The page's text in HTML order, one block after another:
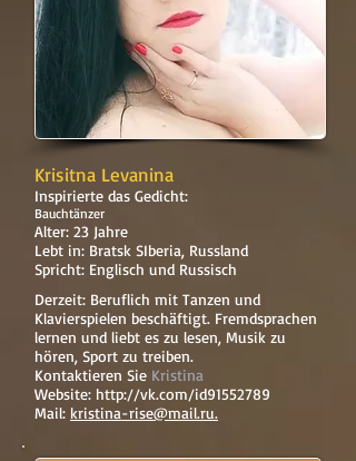
Krisitna Levanina
Inspirierte das Gedicht:
Bauchtänzer
Alter: 23 Jahre
Lebt in: Bratsk SIberia, Russland
Spricht: Englisch und Russisch
Derzeit: Beruflich mit Tanzen und
Klavierspielen beschäftigt. Fremdsprachen
lernen und liebt es zu lesen, Musik zu
hören, Sport zu treiben.
Kontaktieren Sie Kristina
Website: http://vk.com/id91552789
Mail: kristina-rise@mail.ru.